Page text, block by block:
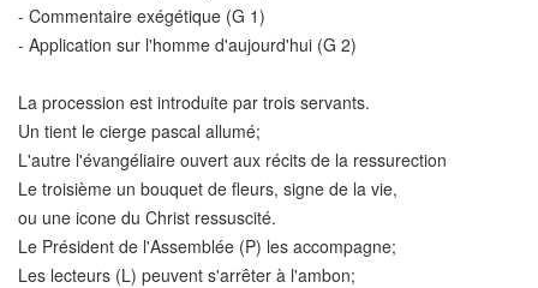
- Commentaire exégétique (G 1)
- Application sur l'homme d'aujourd'hui (G 2)
La procession est introduite par trois servants.
Un tient le cierge pascal allumé;
L'autre l'évangéliaire ouvert aux récits de la ressurection
Le troisième un bouquet de fleurs, signe de la vie,
ou une icone du Christ ressuscité.
Le Président de l'Assemblée (P) les accompagne;
Les lecteurs (L) peuvent s'arrêter à l'ambon;